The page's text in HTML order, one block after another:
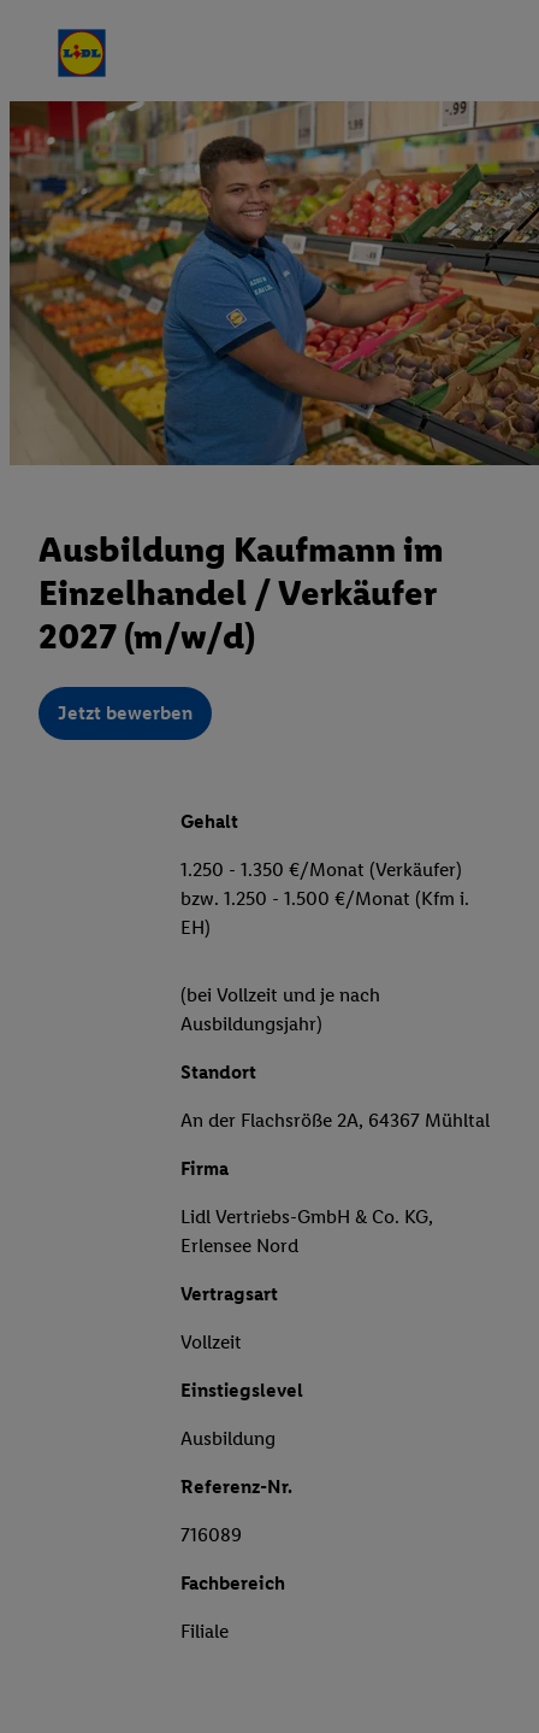
Ausbildung Kaufmann im
Einzelhandel / Verkäufer
2027 (m/w/d)
Jetzt bewerben
Gehalt
1.250 - 1.350 €/Monat (Verkäufer)
bzw. 1.250 - 1.500 €/Monat (Kfm i.
EH)
(bei Vollzeit und je nach
Ausbildungsjahr)
Standort
An der Flachsröße 2A, 64367 Mühltal
Firma
Lidl Vertriebs-GmbH & Co. KG,
Erlensee Nord
Vertragsart
Vollzeit
Einstiegslevel
Ausbildung
Referenz-Nr.
716089
Fachbereich
Filiale